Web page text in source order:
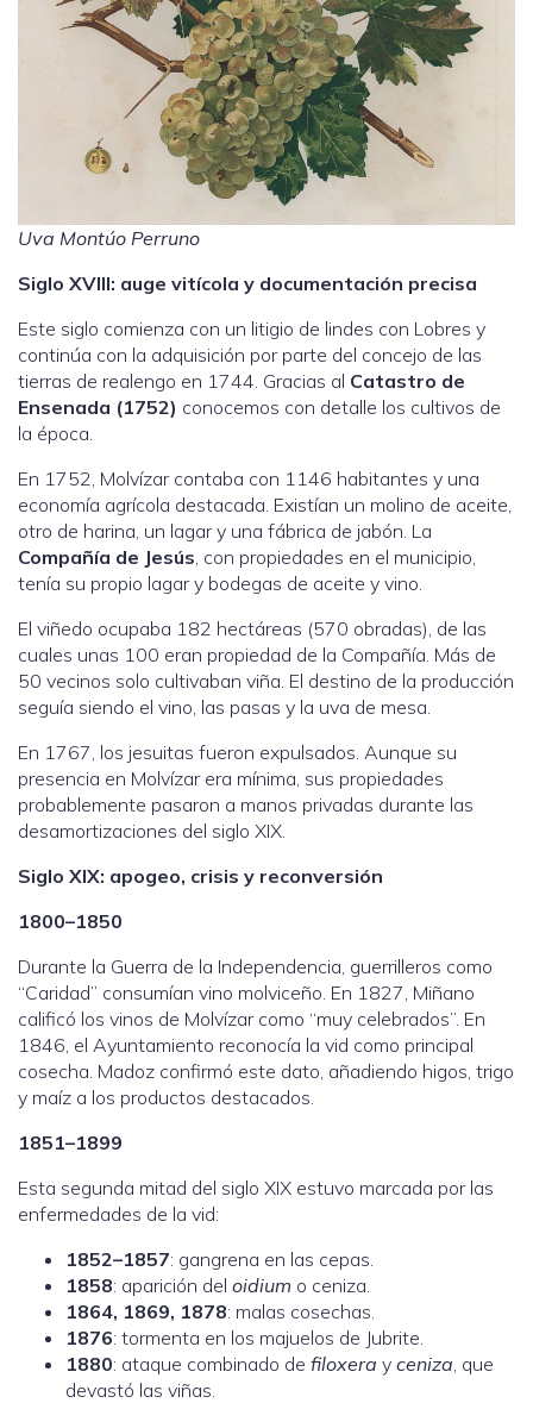
Uva Montúo Perruno
Siglo XVIII: auge vitícola y documentación precisa
Este siglo comienza con un litigio de lindes con Lobres y
continúa con la adquisición por parte del concejo de las
tierras de realengo en 1744. Gracias al Catastro de
Ensenada (1752) conocemos con detalle los cultivos de
la época.
En 1752, Molvízar contaba con 1146 habitantes y una
economía agrícola destacada. Existían un molino de aceite,
otro de harina, un lagar y una fábrica de jabón. La
Compañía de Jesús , con propiedades en el municipio,
tenía su propio lagar y bodegas de aceite y vino.
El viñedo ocupaba 182 hectáreas (570 obradas), de las
cuales unas 100 eran propiedad de la Compañía. Más de
50 vecinos solo cultivaban viña. El destino de la producción
seguía siendo el vino, las pasas y la uva de mesa.
En 1767, los jesuitas fueron expulsados. Aunque su
presencia en Molvízar era mínima, sus propiedades
probablemente pasaron a manos privadas durante las
desamortizaciones del siglo XIX.
Siglo XIX: apogeo, crisis y reconversión
1800–1850
Durante la Guerra de la Independencia, guerrilleros como
“Caridad” consumían vino molviceño. En 1827, Miñano
calificó los vinos de Molvízar como “muy celebrados”. En
1846, el Ayuntamiento reconocía la vid como principal
cosecha. Madoz confirmó este dato, añadiendo higos, trigo
y maíz a los productos destacados.
1851–1899
Esta segunda mitad del siglo XIX estuvo marcada por las
enfermedades de la vid:
1852–1857: gangrena en las cepas.
1858: aparición del oidium o ceniza.
1864, 1869, 1878: malas cosechas.
1876: tormenta en los majuelos de Jubrite.
1880: ataque combinado de filoxera y ceniza , que
devastó las viñas.